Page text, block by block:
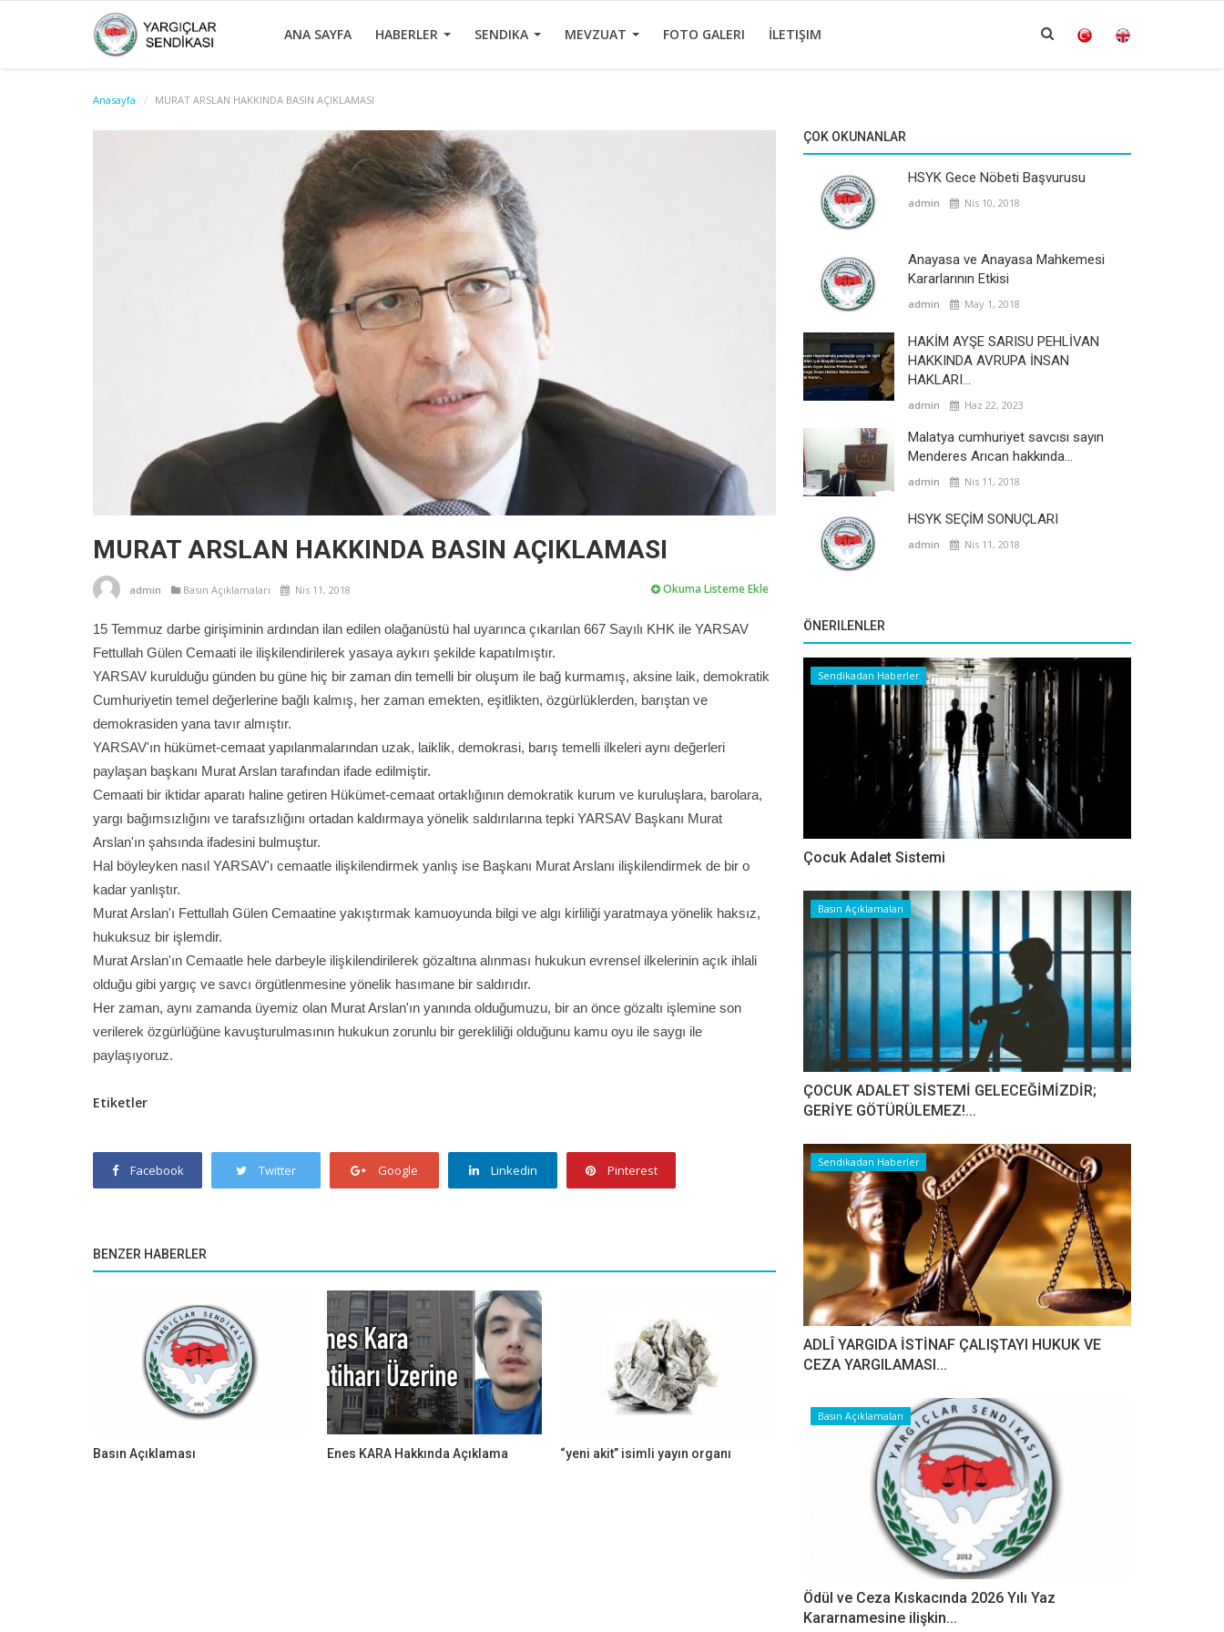
ANA SAYFA HABERLER SENDIKA MEVZUAT FOTO GALERI İLETIŞIM
Anasayfa MURAT ARSLAN HAKKINDA BASIN AÇIKLAMASI
MURAT ARSLAN HAKKINDA BASIN AÇIKLAMASI
admin Basın Açıklamaları Nis 11, 2018 Okuma Listeme Ekle
15 Temmuz darbe girişiminin ardından ilan edilen olağanüstü hal uyarınca çıkarılan 667 Sayılı KHK ile YARSAV
Fettullah Gülen Cemaati ile ilişkilendirilerek yasaya aykırı şekilde kapatılmıştır.
YARSAV kurulduğu günden bu güne hiç bir zaman din temelli bir oluşum ile bağ kurmamış, aksine laik, demokratik
Cumhuriyetin temel değerlerine bağlı kalmış, her zaman emekten, eşitlikten, özgürlüklerden, barıştan ve
demokrasiden yana tavır almıştır.
YARSAV'ın hükümet-cemaat yapılanmalarından uzak, laiklik, demokrasi, barış temelli ilkeleri aynı değerleri
paylaşan başkanı Murat Arslan tarafından ifade edilmiştir.
Cemaati bir iktidar aparatı haline getiren Hükümet-cemaat ortaklığının demokratik kurum ve kuruluşlara, barolara,
yargı bağımsızlığını ve tarafsızlığını ortadan kaldırmaya yönelik saldırılarına tepki YARSAV Başkanı Murat
Arslan'ın şahsında ifadesini bulmuştur.
Hal böyleyken nasıl YARSAV'ı cemaatle ilişkilendirmek yanlış ise Başkanı Murat Arslanı ilişkilendirmek de bir o
kadar yanlıştır.
Murat Arslan'ı Fettullah Gülen Cemaatine yakıştırmak kamuoyunda bilgi ve algı kirliliği yaratmaya yönelik haksız,
hukuksuz bir işlemdir.
Murat Arslan'ın Cemaatle hele darbeyle ilişkilendirilerek gözaltına alınması hukukun evrensel ilkelerinin açık ihlali
olduğu gibi yargıç ve savcı örgütlenmesine yönelik hasımane bir saldırıdır.
Her zaman, aynı zamanda üyemiz olan Murat Arslan'ın yanında olduğumuzu, bir an önce gözaltı işlemine son
verilerek özgürlüğüne kavuşturulmasının hukukun zorunlu bir gerekliliği olduğunu kamu oyu ile saygı ile
paylaşıyoruz.
Etiketler
Facebook Twitter Google Linkedin Pinterest
BENZER HABERLER
Basın Açıklaması Enes KARA Hakkında Açıklama “yeni akit” isimli yayın organı
ÇOK OKUNANLAR
HSYK Gece Nöbeti Başvurusu
admin Nis 10, 2018
Anayasa ve Anayasa Mahkemesi
Kararlarının Etkisi
admin May 1, 2018
HAKİM AYŞE SARISU PEHLİVAN
HAKKINDA AVRUPA İNSAN
HAKLARI...
admin Haz 22, 2023
Malatya cumhuriyet savcısı sayın
Menderes Arıcan hakkında...
admin Nis 11, 2018
HSYK SEÇİM SONUÇLARI
admin Nis 11, 2018
ÖNERILENLER
Sendikadan Haberler
Çocuk Adalet Sistemi
Basın Açıklamaları
ÇOCUK ADALET SİSTEMİ GELECEĞİMİZDİR;
GERİYE GÖTÜRÜLEMEZ!...
Sendikadan Haberler
ADLÎ YARGIDA İSTİNAF ÇALIŞTAYI HUKUK VE
CEZA YARGILAMASI...
Basın Açıklamaları
Ödül ve Ceza Kıskacında 2026 Yılı Yaz
Kararnamesine ilişkin...